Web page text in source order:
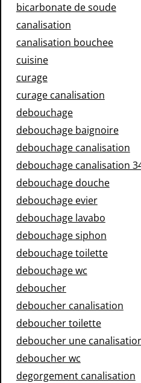
bicarbonate de soude
canalisation
canalisation bouchee
cuisine
curage
curage canalisation
debouchage
debouchage baignoire
debouchage canalisation
debouchage canalisation
debouchage douche
debouchage evier
debouchage lavabo
debouchage siphon
debouchage toilette
debouchage wc
deboucher
deboucher canalisation
deboucher toilette
deboucher une
deboucher wc
degorgement canalisation